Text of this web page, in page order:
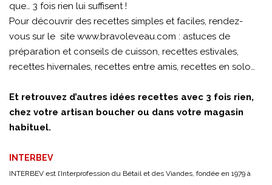
que… 3 fois rien lui suffisent !
Pour découvrir des recettes simples et faciles, rendez-
vous sur le site www.bravoleveau.com : astuces de
préparation et conseils de cuisson, recettes estivales,
recettes hivernales, recettes entre amis, recettes en solo…
Et retrouvez d’autres idées recettes avec 3 fois rien,
chez votre artisan boucher ou dans votre magasin
habituel.
INTERBEV
INTERBEV est l’Interprofession du Bétail et des Viandes, fondée en 1979 à